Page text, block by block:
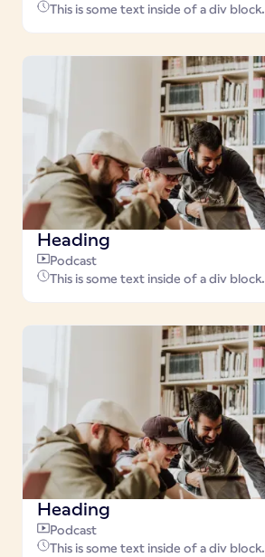
This is some text inside of a div block.
Heading
Podcast
This is some text inside of a div block.
Heading
Podcast
This is some text inside of a div block.